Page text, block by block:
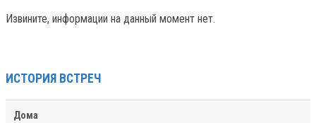
Извините, информации на данный момент нет.
ИСТОРИЯ ВСТРЕЧ
Дома